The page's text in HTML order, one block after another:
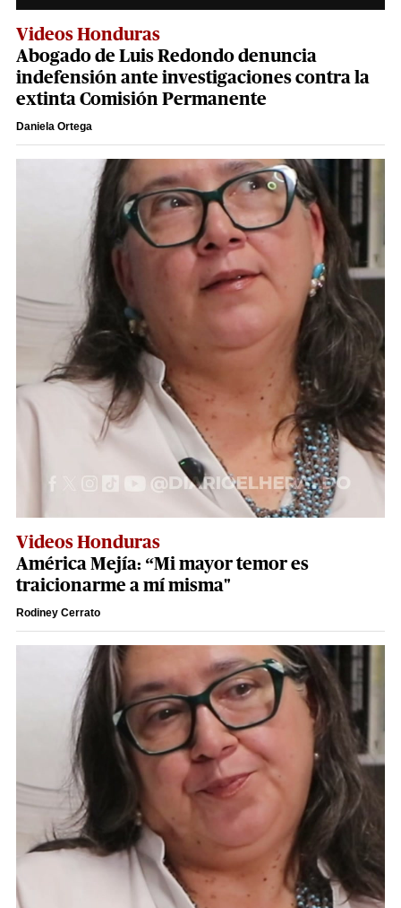
Videos Honduras
Abogado de Luis Redondo denuncia
indefensión ante investigaciones contra la
extinta Comisión Permanente
Daniela Ortega
Videos Honduras
América Mejía: “Mi mayor temor es
traicionarme a mí misma"
Rodiney Cerrato